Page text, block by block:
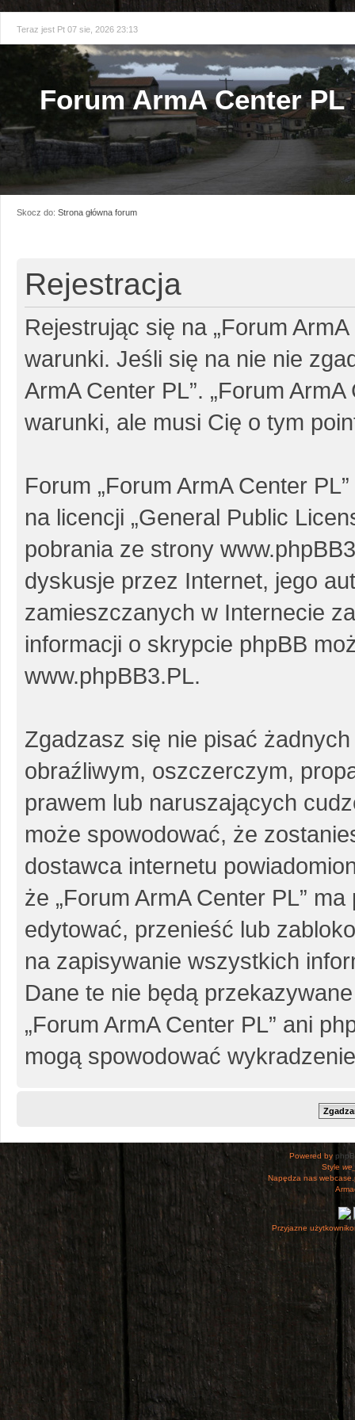
Teraz jest Pt 07 sie, 2026 23:13
Forum ArmA Center PL
Skocz do: Strona główna forum
Rejestracja
Rejestrując się na „Forum
warunki. Jeśli się na nie nie
ArmA Center PL”. „Forum
warunki, ale musi Cię o tym
Forum „Forum ArmA Center
na licencji „General Public
pobrania ze strony
dyskusje przez Internet, jego
zamieszczanych w Internecie
informacji o skrypcie phpBB
www.phpBB3.PL.
Zgadzasz się nie pisać
obraźliwym, oszczerczym,
prawem lub naruszających
może spowodować, że
dostawca internetu
że „Forum ArmA Center PL”
edytować, przenieść lub
na zapisywanie wszystkich
Dane te nie będą
„Forum ArmA Center PL” ani
mogą spowodować
Powered by
Style
Napędza nas
Przyjazne